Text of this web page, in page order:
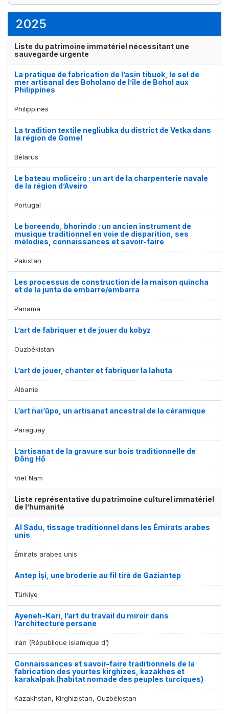
37
32
2025
Liste du patrimoine immatériel nécessitant une
sauvegarde urgente
La pratique de fabrication de l’asin tibuok, le sel de
mer artisanal des Boholano de l’île de Bohol aux
Philippines
Philippines
La tradition textile negliubka du district de Vetka dans
la région de Gomel
Bélarus
Le bateau moliceiro : un art de la charpenterie navale
de la région d’Aveiro
Portugal
Le boreendo, bhorindo : un ancien instrument de
musique traditionnel en voie de disparition, ses
mélodies, connaissances et savoir-faire
Pakistan
Les processus de construction de la maison quincha
et de la junta de embarre/embarra
Panama
L’art de fabriquer et de jouer du kobyz
Ouzbékistan
L’art de jouer, chanter et fabriquer la lahuta
Albanie
L’art ñai’ũpo, un artisanat ancestral de la céramique
Paraguay
L’artisanat de la gravure sur bois traditionnelle de
Đông Hồ
Viet Nam
Liste représentative du patrimoine culturel immatériel
de l’humanité
Al Sadu, tissage traditionnel dans les Émirats arabes
unis
Émirats arabes unis
Antep İşi, une broderie au fil tiré de Gaziantep
Türkiye
Ayeneh-Kari, l’art du travail du miroir dans
l’architecture persane
Iran (République islamique d’)
Connaissances et savoir-faire traditionnels de la
fabrication des yourtes kirghizes, kazakhes et
karakalpak (habitat nomade des peuples turciques)
Kazakhstan, Kirghizistan, Ouzbékistan